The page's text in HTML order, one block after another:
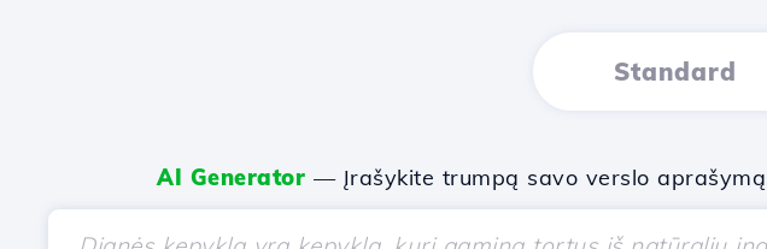
Standard
AI Generator — Įrašykite trumpą savo verslo